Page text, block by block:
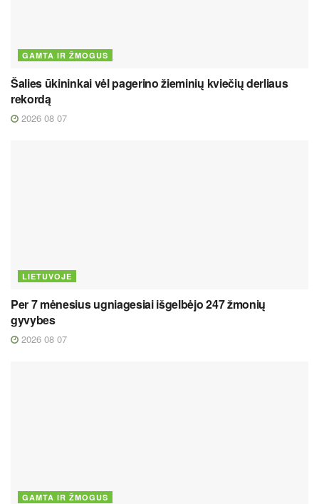
GAMTA IR ŽMOGUS
Šalies ūkininkai vėl pagerino žieminių kviečių derliaus
rekordą
2026 08 07
LIETUVOJE
Per 7 mėnesius ugniagesiai išgelbėjo 247 žmonių
gyvybes
2026 08 07
GAMTA IR ŽMOGUS